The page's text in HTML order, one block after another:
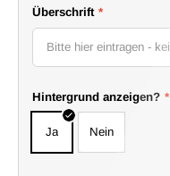
Überschrift *
Hintergrund anzeigen? *
Ja Nein